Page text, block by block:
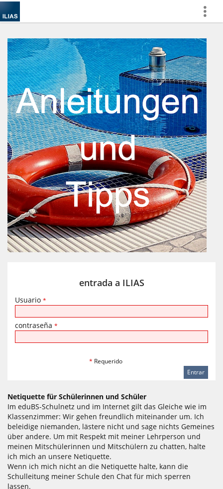
entrada a ILIAS
Usuario *
contraseña *
* Requerido
Netiquette für Schülerinnen und Schüler
Im eduBS-Schulnetz und im Internet gilt das Gleiche wie im
Klassenzimmer: Wir gehen freundlich miteinander um. Ich
beleidige niemanden, lästere nicht und sage nichts Gemeines
über andere. Um mit Respekt mit meiner Lehrperson und
meinen Mitschülerinnen und Mitschülern zu chatten, halte
ich mich an unsere Netiquette.
Wenn ich mich nicht an die Netiquette halte, kann die
Schulleitung meiner Schule den Chat für mich sperren
lassen.